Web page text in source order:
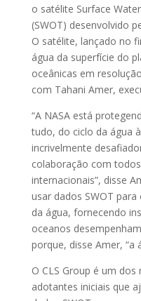
o satélite Surface
(SWOT) desenvolvido
O satélite, lançado no
água da superfície do
oceânicas em
com Tahani Amer,
“A NASA está
tudo, do ciclo da água
incrivelmente
colaboração com
internacionais”, disse
usar dados SWOT
da água, fornecendo
oceanos
porque, disse Amer, “a
O CLS Group é um
adotantes iniciais que